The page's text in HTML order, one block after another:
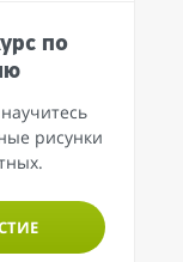
по
рисунки